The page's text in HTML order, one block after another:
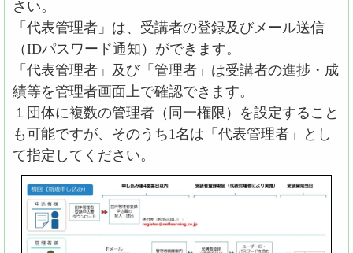
さい。
「代表管理者」は、受講者の登録及びメール送信
（IDパスワード通知）ができます。
「代表管理者」及び「管理者」は受講者の進捗・成
績等を管理者画面上で確認できます。
１団体に複数の管理者（同一権限）を設定すること
も可能ですが、そのうち1名は「代表管理者」とし
て指定してください。